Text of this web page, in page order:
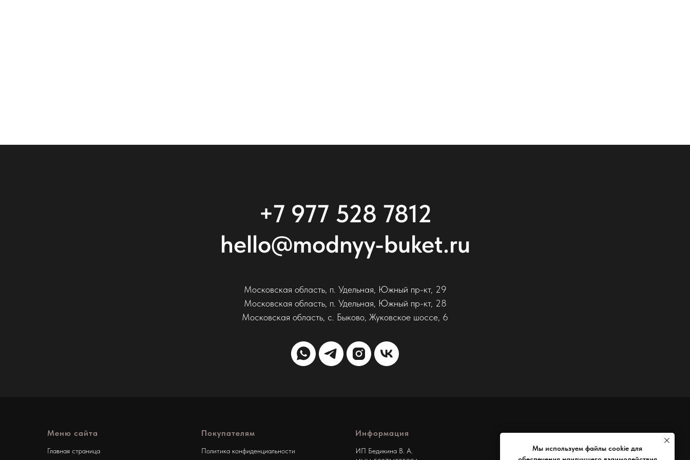
+7 977 528 7812
hello@modnyy-buket.ru
Московская область, п. Удельная, Южный пр-кт, 29
Московская область, п. Удельная, Южный пр-кт, 28
Московская область, с. Быково, Жуковское шоссе, 6
Меню сайта
Главная страница
Покупателям
Политика конфиденциальности
Информация
ИП Бедикина В. А.
Мы используем файлы cookie для